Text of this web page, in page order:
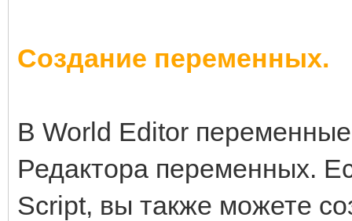
Создание переменных.
В World Editor
Редактора переменных.
Script, вы также можете